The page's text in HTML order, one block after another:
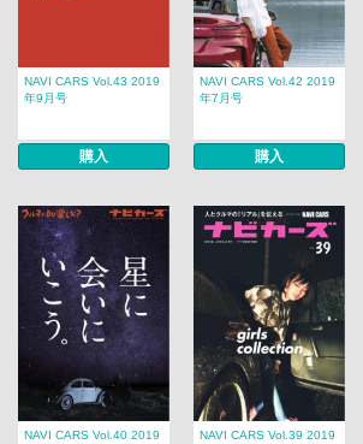
NAVI CARS Vol.43 2019
年9月号
購入
NAVI CARS Vol.42 2019
年7月号
購入
NAVI CARS Vol.40 2019
NAVI CARS Vol.39 2019